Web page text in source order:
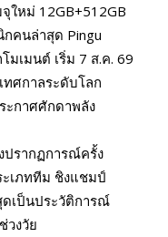
ใหม่ 12GB+512GB
คนล่าสุด Pingu
มเมนต์ เริ่ม 7 ส.ค. 69
ทศกาลระดับโลก
ะกาศศักดาพลัง
ปรากฏการณ์ครั้ง
ะเภททีม ชิงแชมป์
ดเป็นประวัติการณ์
วงวัย